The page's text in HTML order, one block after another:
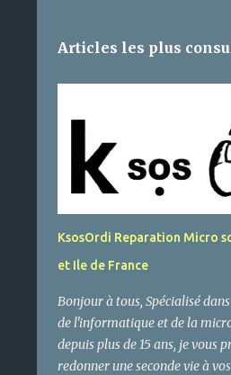
Articles les plus
KsosOrdi Reparation Micro
et Ile de France
Bonjour à tous, Spécialisé
de l'informatique et de la
depuis plus de 15 ans, je vous
redonner une seconde vie à